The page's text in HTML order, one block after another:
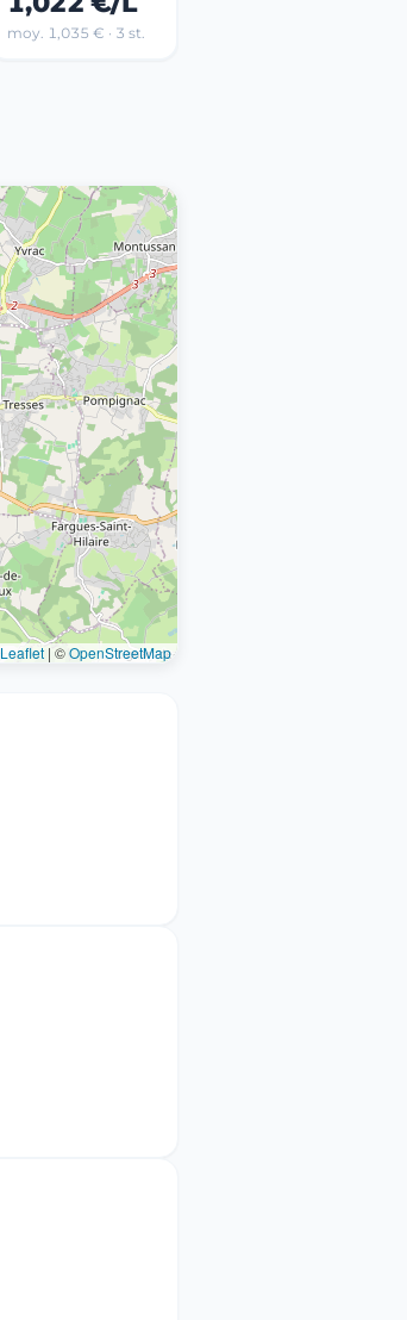
moy. 1,035 € · 3 st.
Leaflet | ©OpenStreetMap